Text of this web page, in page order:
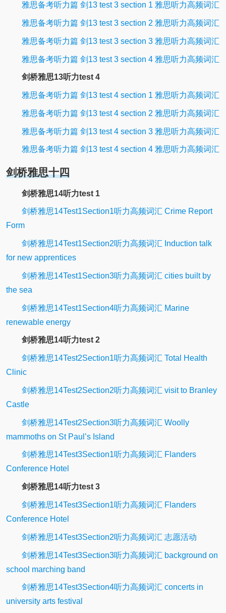
雅思备考听力篇 剑13 test 3 section 1 雅思听力高频词汇
雅思备考听力篇 剑13 test 3 section 2 雅思听力高频词汇
雅思备考听力篇 剑13 test 3 section 3 雅思听力高频词汇
雅思备考听力篇 剑13 test 3 section 4 雅思听力高频词汇
剑桥雅思13听力test 4
雅思备考听力篇 剑13 test 4 section 1 雅思听力高频词汇
雅思备考听力篇 剑13 test 4 section 2 雅思听力高频词汇
雅思备考听力篇 剑13 test 4 section 3 雅思听力高频词汇
雅思备考听力篇 剑13 test 4 section 4 雅思听力高频词汇
剑桥雅思十四
剑桥雅思14听力test 1
剑桥雅思14Test1Section1听力高频词汇 Crime Report
Form
剑桥雅思14Test1Section2听力高频词汇 Induction talk
for new apprentices
剑桥雅思14Test1Section3听力高频词汇 cities built by
the sea
剑桥雅思14Test1Section4听力高频词汇 Marine
renewable energy
剑桥雅思14听力test 2
剑桥雅思14Test2Section1听力高频词汇 Total Health
Clinic
剑桥雅思14Test2Section2听力高频词汇 visit to Branley
Castle
剑桥雅思14Test2Section3听力高频词汇 Woolly
mammoths on St Paul’s Island
剑桥雅思14Test3Section1听力高频词汇 Flanders
Conference Hotel
剑桥雅思14听力test 3
剑桥雅思14Test3Section1听力高频词汇 Flanders
Conference Hotel
剑桥雅思14Test3Section2听力高频词汇 志愿活动
剑桥雅思14Test3Section3听力高频词汇 background on
school marching band
剑桥雅思14Test3Section4听力高频词汇 concerts in
university arts festival